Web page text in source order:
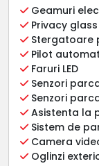
Geamuri
Privacy glass
Stergatoare
Pilot
Faruri LED
Senzori
Senzori
Asistenta la
Sistem de
Camera
Oglinzi